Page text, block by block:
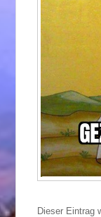
Dieser Eintrag